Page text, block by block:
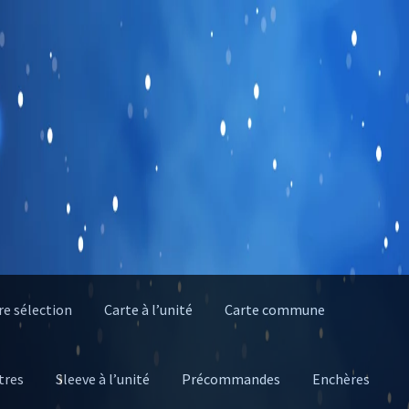
sélection Carte à l’unité Carte commune
Sleeve à l’unité Précommandes Enchères